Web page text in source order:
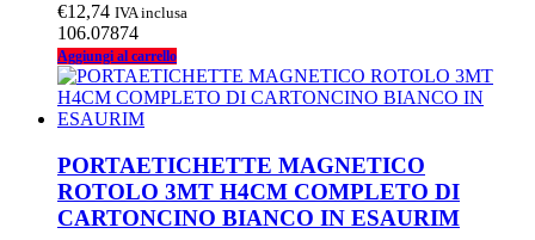
€12,74 IVA inclusa
106.07874
Aggiungi al carrello
PORTAETICHETTE MAGNETICO
ROTOLO 3MT H4CM COMPLETO DI
CARTONCINO BIANCO IN ESAURIM